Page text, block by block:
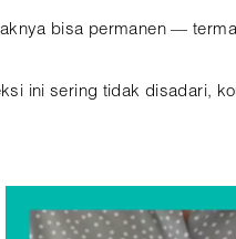
bisa permanen —
ini sering tidak disadari,